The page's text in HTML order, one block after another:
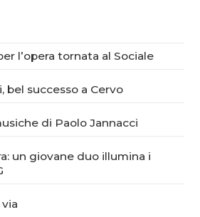
l’opera tornata al Sociale
bel successo a Cervo
di Paolo Jannacci
un giovane duo illumina i